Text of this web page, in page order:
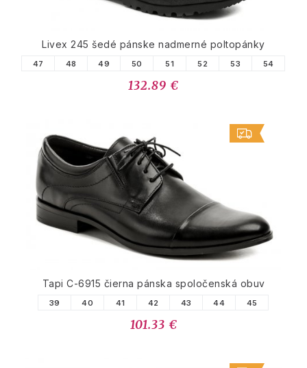
Livex 245 šedé pánske nadmerné poltopánky
47 48 49 50 51 52 53 54
132.89 €
Tapi C-6915 čierna pánska spoločenská obuv
39 40 41 42 43 44 45
101.33 €